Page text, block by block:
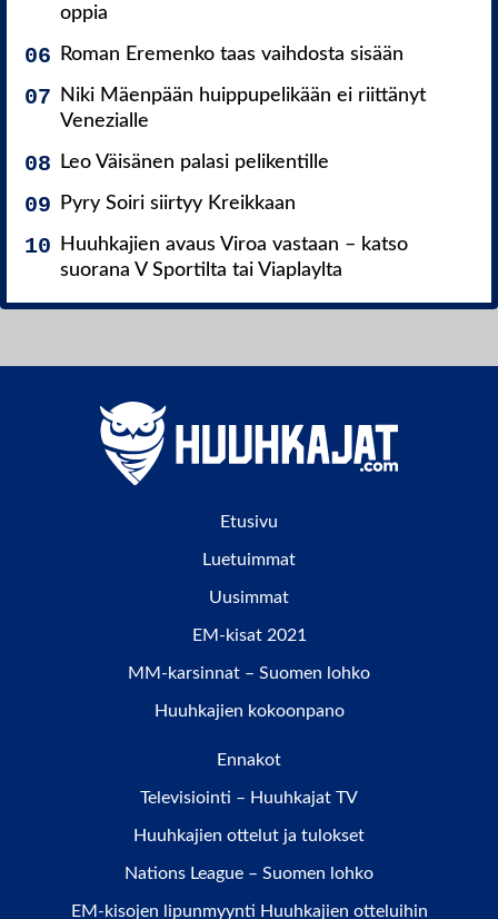
oppia
Roman Eremenko taas vaihdosta sisään
Niki Mäenpään huippupelikään ei riittänyt
Venezialle
Leo Väisänen palasi pelikentille
Pyry Soiri siirtyy Kreikkaan
Huuhkajien avaus Viroa vastaan – katso
suorana V Sportilta tai Viaplaylta
Etusivu
Luetuimmat
Uusimmat
EM-kisat 2021
MM-karsinnat – Suomen lohko
Huuhkajien kokoonpano
Ennakot
Televisiointi – Huuhkajat TV
Huuhkajien ottelut ja tulokset
Nations League – Suomen lohko
EM-kisojen lipunmyynti Huuhkajien otteluihin